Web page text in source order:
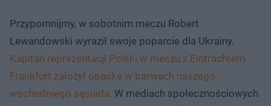
Przypomnijmy, w sobotnim meczu Robert
Lewandowski wyraził swoje poparcie dla Ukrainy.
Kapitan reprezentacji Polski w meczu z Eintrachtem
Frankfurt założył opaskę w barwach naszego
wschodniego sąsiada. W mediach społecznościowych